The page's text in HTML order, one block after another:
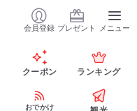
会員登録 プレゼント メニュー
クーポン ランキング
おでかけ